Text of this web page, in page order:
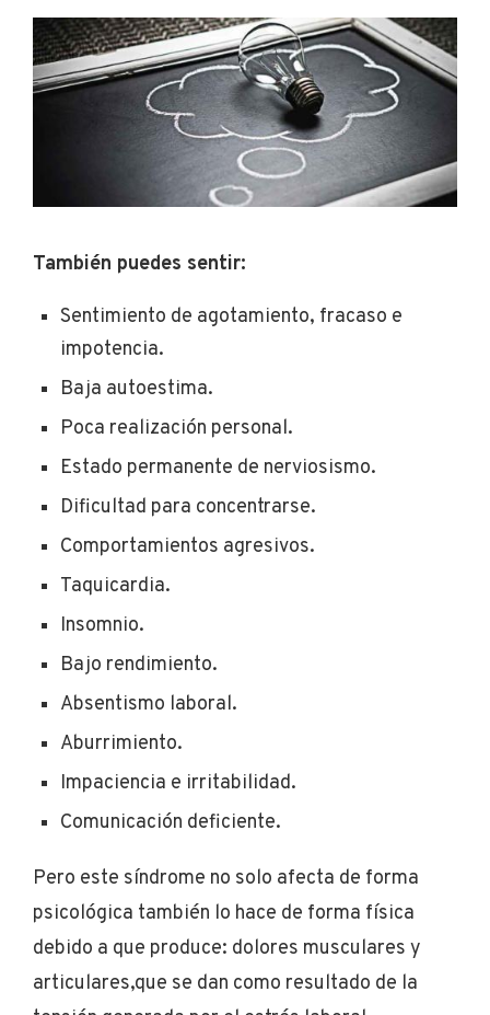
También puedes sentir:
Sentimiento de agotamiento, fracaso e
impotencia.
Baja autoestima.
Poca realización personal.
Estado permanente de nerviosismo.
Dificultad para concentrarse.
Comportamientos agresivos.
Taquicardia.
Insomnio.
Bajo rendimiento.
Absentismo laboral.
Aburrimiento.
Impaciencia e irritabilidad.
Comunicación deficiente.
Pero este síndrome no solo afecta de forma
psicológica también lo hace de forma física
debido a que produce: dolores musculares y
articulares,que se dan como resultado de la